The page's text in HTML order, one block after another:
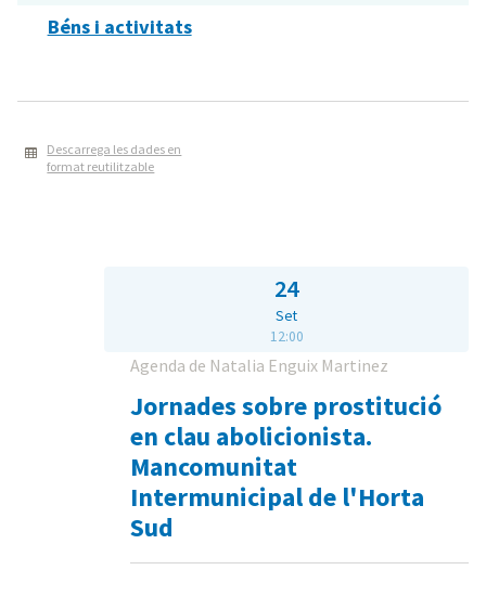
Béns i activitats
Descarrega les dades en
format reutilitzable
24
Set
12:00
Agenda de Natalia Enguix Martinez
Jornades sobre prostitució
en clau abolicionista.
Mancomunitat
Intermunicipal de l'Horta
Sud